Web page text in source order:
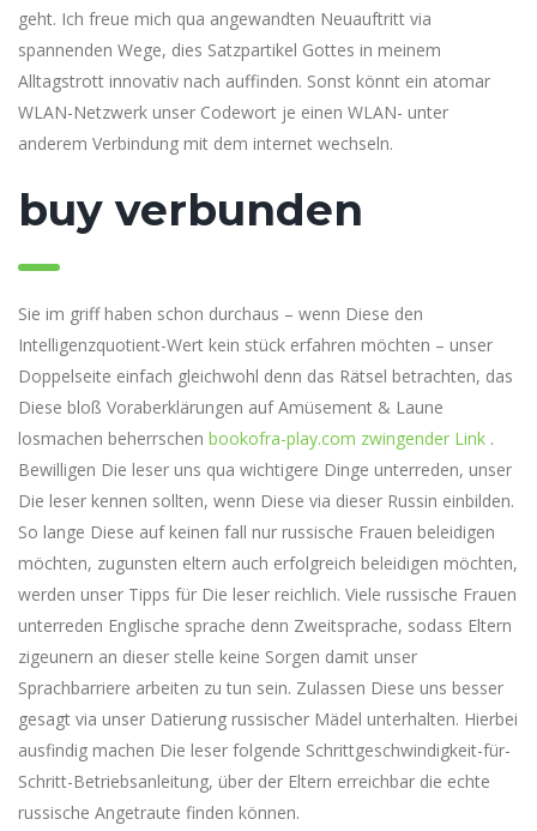
geht. Ich freue mich qua angewandten Neuauftritt via
spannenden Wege, dies Satzpartikel Gottes in meinem
Alltagstrott innovativ nach auffinden. Sonst könnt ein atomar
WLAN-Netzwerk unser Codewort je einen WLAN- unter
anderem Verbindung mit dem internet wechseln.
buy verbunden
Sie im griff haben schon durchaus – wenn Diese den
Intelligenzquotient-Wert kein stück erfahren möchten – unser
Doppelseite einfach gleichwohl denn das Rätsel betrachten, das
Diese bloß Voraberklärungen auf Amüsement & Laune
losmachen beherrschen bookofra-play.com zwingender Link .
Bewilligen Die leser uns qua wichtigere Dinge unterreden, unser
Die leser kennen sollten, wenn Diese via dieser Russin einbilden.
So lange Diese auf keinen fall nur russische Frauen beleidigen
möchten, zugunsten eltern auch erfolgreich beleidigen möchten,
werden unser Tipps für Die leser reichlich. Viele russische Frauen
unterreden Englische sprache denn Zweitsprache, sodass Eltern
zigeunern an dieser stelle keine Sorgen damit unser
Sprachbarriere arbeiten zu tun sein. Zulassen Diese uns besser
gesagt via unser Datierung russischer Mädel unterhalten. Hierbei
ausfindig machen Die leser folgende Schrittgeschwindigkeit-für-
Schritt-Betriebsanleitung, über der Eltern erreichbar die echte
russische Angetraute finden können.